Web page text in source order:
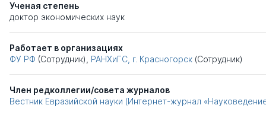
Ученая степень
доктор экономических наук
Работает в организациях
ФУ РФ (Сотрудник), РАНХиГС, г. Красногорск (Сотрудник)
Член редколлегии/совета журналов
Вестник Евразийской науки (Интернет-журнал